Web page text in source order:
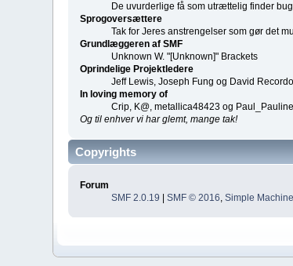
De uvurderlige få som utrættelig finder
Sprogoversættere
Tak for Jeres anstrengelser som gør det
Grundlæggeren af SMF
Unknown W. "[Unknown]" Brackets
Oprindelige Projektledere
Jeff Lewis, Joseph Fung og David
In loving memory of
Crip, K@, metallica48423 og Paul_Pauline
Og til enhver vi har glemt, mange tak!
Copyrights
Forum
SMF 2.0.19 |SMF © 2016 ,Simple